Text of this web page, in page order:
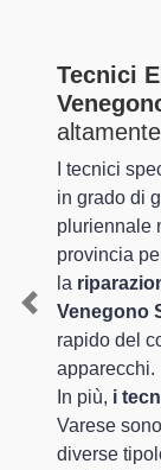
Tecnici
I tecnici
in grado di
pluriennale
provincia
la
Venegono
rapido del
apparecchi.
In più, i
Varese
diverse
Previous